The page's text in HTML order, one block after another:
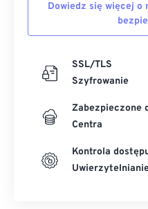
Dowiedz się więcej o
SSL/TLS
Szyfrowanie
Zabezpieczone
Centra
Kontrola